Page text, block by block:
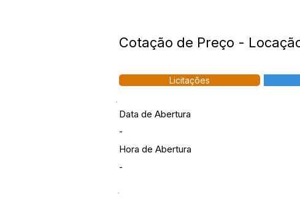
Cotação de Preço -
Licitações
Data de Abertura
-
Hora de Abertura
-